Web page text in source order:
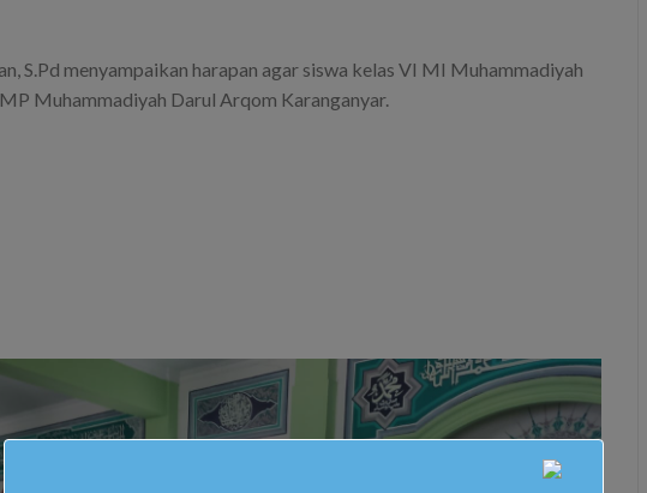
S.Pd menyampaikan harapan agar siswa kelas VI MI Muhammadiyah
Muhammadiyah Darul Arqom Karanganyar.